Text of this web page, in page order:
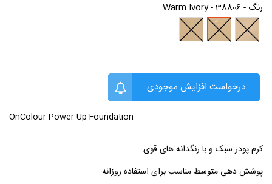
رنگ -
38806 - Warm Ivory
38805
-
38806
-
38807
-
درخواست افزایش موجودی
OnColour Power Up Foundation
کرم پودر سبک و با رنگدانه های قوی
پوشش دهی متوسط مناسب برای استفاده روزانه